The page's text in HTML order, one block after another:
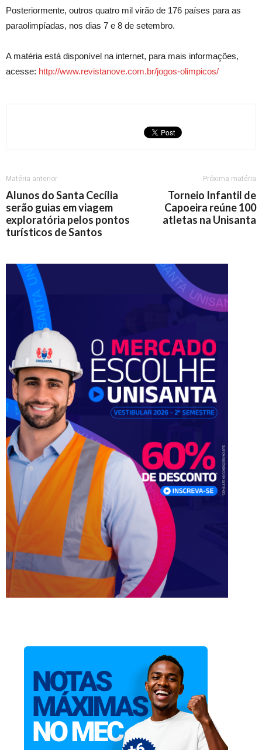
Posteriormente, outros quatro mil virão de 176 países para as
paraolimpíadas, nos dias 7 e 8 de setembro.
A matéria está disponível na internet, para mais informações,
acesse: http://www.revistanove.com.br/jogos-olimpicos/
Matéria anterior
Alunos do Santa Cecília
serão guias em viagem
exploratória pelos pontos
turísticos de Santos
Próxima matéria
Torneio Infantil de
Capoeira reúne 100
atletas na Unisanta